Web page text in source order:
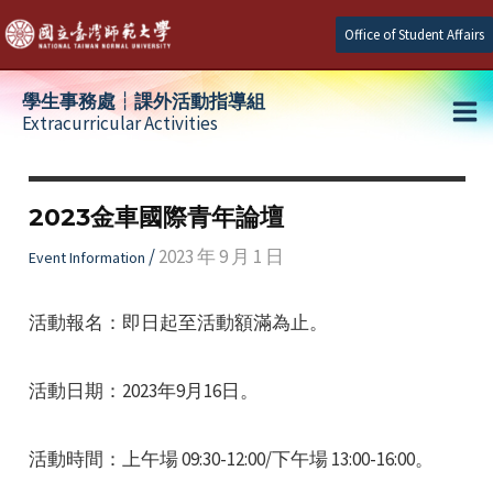
Skip
to
content
Office of Student Affairs
學生事務處┆課外活動指導組
Extracurricular Activities
2023金車國際青年論壇
Event Information /2023 年 9 月 1 日
活動報名：即日起至活動額滿為止。
活動日期：2023年9月16日。
活動時間：上午場 09:30-12:00/下午場 13:00-16:00。